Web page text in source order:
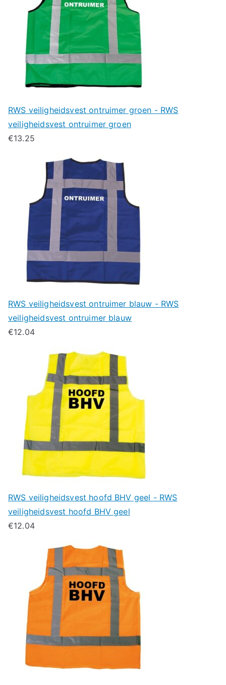
RWS veiligheidsvest ontruimer groen - RWS
veiligheidsvest ontruimer groen
€13.25
RWS veiligheidsvest ontruimer blauw - RWS
veiligheidsvest ontruimer blauw
€12.04
RWS veiligheidsvest hoofd BHV geel - RWS
veiligheidsvest hoofd BHV geel
€12.04